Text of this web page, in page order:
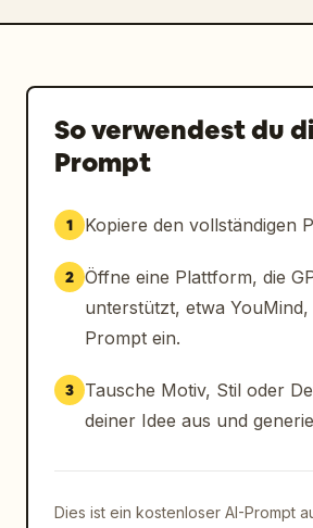
So verwendest du
Prompt
1 Kopiere den vollständigen
2 Öffne eine Plattform, die
unterstützt, etwa
Prompt ein.
3
Tausche Motiv, Stil oder
deiner Idee aus und
Dies ist ein kostenloser AI-Prompt